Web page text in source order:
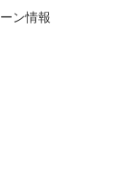
ン情報